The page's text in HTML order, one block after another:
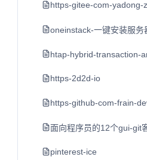
https-gitee-com-yadong-
oneinstack-一键安装服务
htap-hybrid-transaction-
https-2d2d-io
https-github-com-frain-
面向程序员的12个gui-git
pinterest-ice